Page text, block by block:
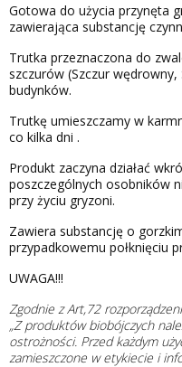
Gotowa do użycia przynęta
zawierająca substancję
Trutka przeznaczona do
szczurów (Szczur
budynków.
Trutkę umieszczamy w
co kilka dni .
Produkt zaczyna działać
poszczególnych osobników
przy życiu gryzoni.
Zawiera substancję o
przypadkowemu połknięciu
UWAGA!!!
Zgodnie z Art,72
„Z produktów biobójczych
ostrożności. Przed każdym
zamieszczone w etykiecie i